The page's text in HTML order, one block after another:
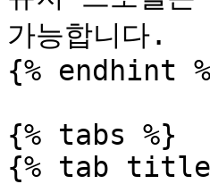
가능합니다.
{% endhint
{% tabs %}
{% tab